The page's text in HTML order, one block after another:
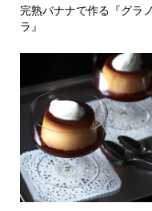
完熟バナナで作る『グラ
ラ』